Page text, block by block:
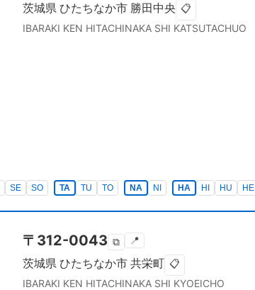
茨城県 ひたちなか市 勝田中央 📋
IBARAKI KEN HITACHINAKA SHI KATSUTACHUO
SE SO TA TU TO NA NI HA HI HU HE
〒 312-0043 ⧉ 📍
茨城県 ひたちなか市 共栄町 📋
IBARAKI KEN HITACHINAKA SHI KYOEICHO